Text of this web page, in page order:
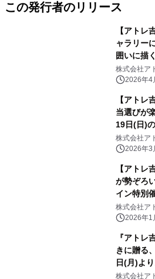
この発行者のリリース
【アトレ
ャラリー
囲いに描
月24日(火
株式会社ア
2026年4
【アトレ
当選びが
19日(日)
食欲キャ
たりな一
株式会社ア
2026年3
【アトレ
が勢ぞろ
イン特別
株式会社
2026年1
『アトレ
きに贈る
日(月)よ
ムにおぼ
株式会社ア